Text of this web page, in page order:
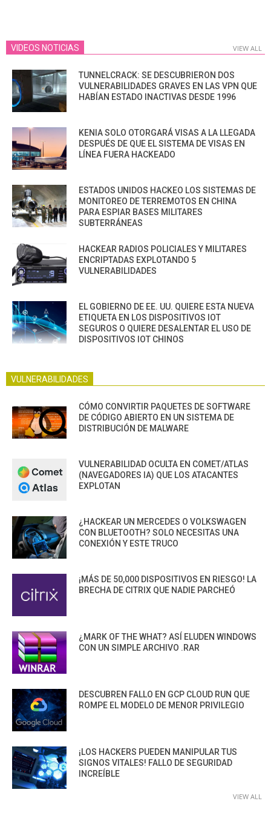
VIDEOS NOTICIAS VIEW ALL
TUNNELCRACK: SE DESCUBRIERON DOS
VULNERABILIDADES GRAVES EN LAS VPN QUE
HABÍAN ESTADO INACTIVAS DESDE 1996
KENIA SOLO OTORGARÁ VISAS A LA LLEGADA
DESPUÉS DE QUE EL SISTEMA DE VISAS EN
LÍNEA FUERA HACKEADO
ESTADOS UNIDOS HACKEO LOS SISTEMAS DE
MONITOREO DE TERREMOTOS EN CHINA
PARA ESPIAR BASES MILITARES
SUBTERRÁNEAS
HACKEAR RADIOS POLICIALES Y MILITARES
ENCRIPTADAS EXPLOTANDO 5
VULNERABILIDADES
EL GOBIERNO DE EE. UU. QUIERE ESTA NUEVA
ETIQUETA EN LOS DISPOSITIVOS IOT
SEGUROS O QUIERE DESALENTAR EL USO DE
DISPOSITIVOS IOT CHINOS
VULNERABILIDADES
CÓMO CONVIRTIR PAQUETES DE SOFTWARE
DE CÓDIGO ABIERTO EN UN SISTEMA DE
DISTRIBUCIÓN DE MALWARE
VULNERABILIDAD OCULTA EN COMET/ATLAS
(NAVEGADORES IA) QUE LOS ATACANTES
EXPLOTAN
¿HACKEAR UN MERCEDES O VOLKSWAGEN
CON BLUETOOTH? SOLO NECESITAS UNA
CONEXIÓN Y ESTE TRUCO
¡MÁS DE 50,000 DISPOSITIVOS EN RIESGO! LA
BRECHA DE CITRIX QUE NADIE PARCHEÓ
¿MARK OF THE WHAT? ASÍ ELUDEN WINDOWS
CON UN SIMPLE ARCHIVO .RAR
DESCUBREN FALLO EN GCP CLOUD RUN QUE
ROMPE EL MODELO DE MENOR PRIVILEGIO
¡LOS HACKERS PUEDEN MANIPULAR TUS
SIGNOS VITALES! FALLO DE SEGURIDAD
INCREÍBLE
VIEW ALL